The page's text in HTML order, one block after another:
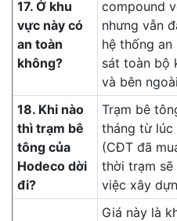
17. Ở khu
vực này có
an toàn
không?
compound
nhưng vẫn
hệ thống an
sát toàn bộ
và bên
18. Khi nào
thì trạm bê
tông của
Hodeco dời
đi?
Trạm bê
tháng từ lúc
(CĐT đã
thời trạm
việc xây
Giá này là